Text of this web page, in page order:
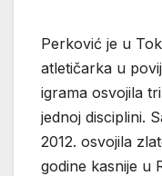
Perković je u
atletičarka u
igrama osvojila
jednoj disciplini.
2012. osvojila
godine kasnije u